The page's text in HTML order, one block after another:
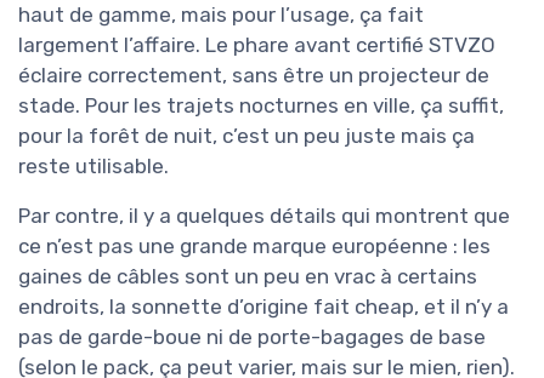
haut de gamme, mais pour l’usage, ça fait
largement l’affaire. Le phare avant certifié STVZO
éclaire correctement, sans être un projecteur de
stade. Pour les trajets nocturnes en ville, ça suffit,
pour la forêt de nuit, c’est un peu juste mais ça
reste utilisable.
Par contre, il y a quelques détails qui montrent que
ce n’est pas une grande marque européenne : les
gaines de câbles sont un peu en vrac à certains
endroits, la sonnette d’origine fait cheap, et il n’y a
pas de garde-boue ni de porte-bagages de base
(selon le pack, ça peut varier, mais sur le mien, rien).